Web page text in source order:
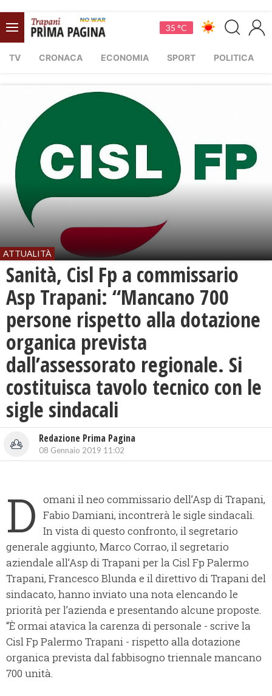
35 °C
TV CRONACA ECONOMIA SPORT POLITICA
ATTUALITÀ
Sanità, Cisl Fp a commissario
Asp Trapani: “Mancano 700
persone rispetto alla dotazione
organica prevista
dall’assessorato regionale. Si
costituisca tavolo tecnico con le
sigle sindacali
Redazione Prima Pagina
08 Gennaio 2019 11:02
D omani il neo commissario dell’Asp di Trapani,
Fabio Damiani, incontrerà le sigle sindacali.
In vista di questo confronto, il segretario
generale aggiunto, Marco Corrao, il segretario
aziendale all’Asp di Trapani per la Cisl Fp Palermo
Trapani, Francesco Blunda e il direttivo di Trapani del
sindacato, hanno inviato una nota elencando le
priorità per l’azienda e presentando alcune proposte.
“È ormai atavica la carenza di personale - scrive la
Cisl Fp Palermo Trapani - rispetto alla dotazione
organica prevista dal fabbisogno triennale mancano
700 unità.